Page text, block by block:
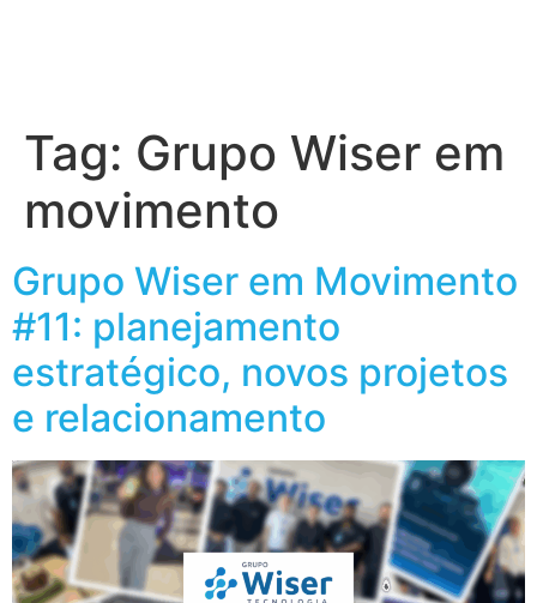
Tag: Grupo Wiser em
movimento
Grupo Wiser em Movimento
#11: planejamento
estratégico, novos projetos
e relacionamento